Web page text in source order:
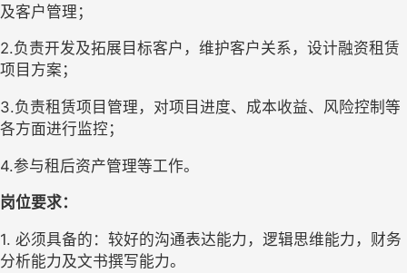
及客户管理；
2.负责开发及拓展目标客户，维护客户关系，设计融资租赁
项目方案；
3.负责租赁项目管理，对项目进度、成本收益、风险控制等
各方面进行监控；
4.参与租后资产管理等工作。
岗位要求：
1. 必须具备的：较好的沟通表达能力，逻辑思维能力，财务
分析能力及文书撰写能力。